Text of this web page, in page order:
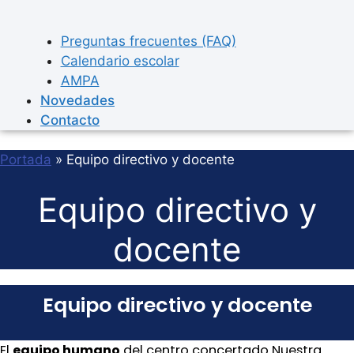
Preguntas frecuentes (FAQ)
Calendario escolar
AMPA
Novedades
Contacto
Portada » Equipo directivo y docente
Equipo directivo y
docente
Equipo directivo y docente